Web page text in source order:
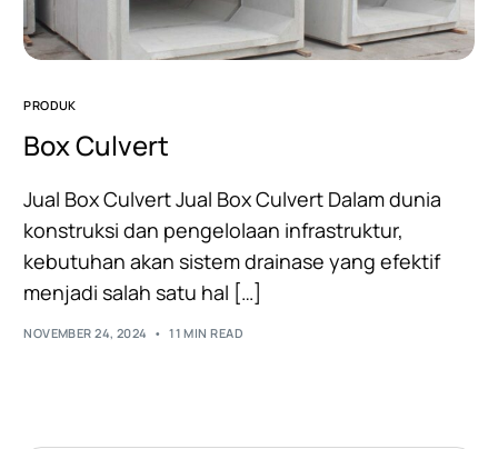
PRODUK
Box Culvert
Jual Box Culvert Jual Box Culvert Dalam dunia
konstruksi dan pengelolaan infrastruktur,
kebutuhan akan sistem drainase yang efektif
menjadi salah satu hal […]
NOVEMBER 24, 2024 11 MIN READ